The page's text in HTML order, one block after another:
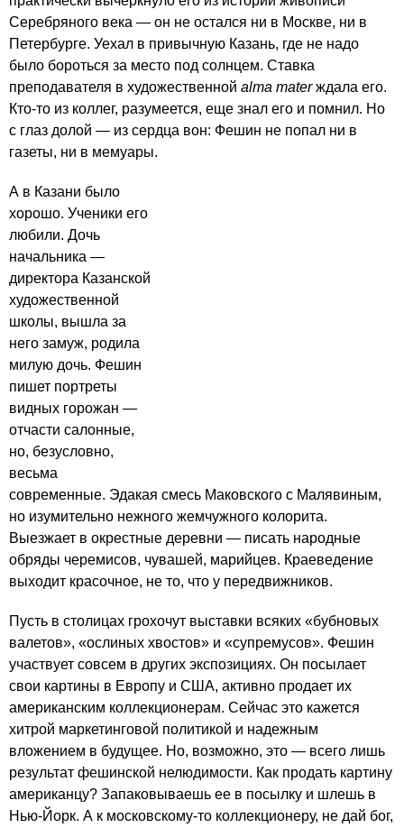
Серебряного века — он не остался ни в Москве, ни в
Петербурге. Уехал в привычную Казань, где не надо
было бороться за место под солнцем. Ставка
преподавателя в художественной alma materждала его.
Кто-то из коллег, разумеется, еще знал его и помнил. Но
с глаз долой — из сердца вон: Фешин не попал ни в
газеты, ни в мемуары.
А в Казани было
хорошо. Ученики его
любили. Дочь
начальника —
директора Казанской
художественной
школы, вышла за
него замуж, родила
милую дочь. Фешин
пишет портреты
видных горожан —
отчасти салонные,
но, безусловно,
весьма
современные. Эдакая смесь Маковского с Малявиным,
но изумительно нежного жемчужного колорита.
Выезжает в окрестные деревни — писать народные
обряды черемисов, чувашей, марийцев. Краеведение
выходит красочное, не то, что у передвижников.
Пусть в столицах грохочут выставки всяких «бубновых
валетов», «ослиных хвостов» и «супремусов». Фешин
участвует совсем в других экспозициях. Он посылает
свои картины в Европу и США, активно продает их
американским коллекционерам. Сейчас это кажется
хитрой маркетинговой политикой и надежным
вложением в будущее. Но, возможно, это — всего лишь
результат фешинской нелюдимости. Как продать картину
американцу? Запаковываешь ее в посылку и шлешь в
Нью-Йорк. А к московскому-то коллекционеру, не дай бог,